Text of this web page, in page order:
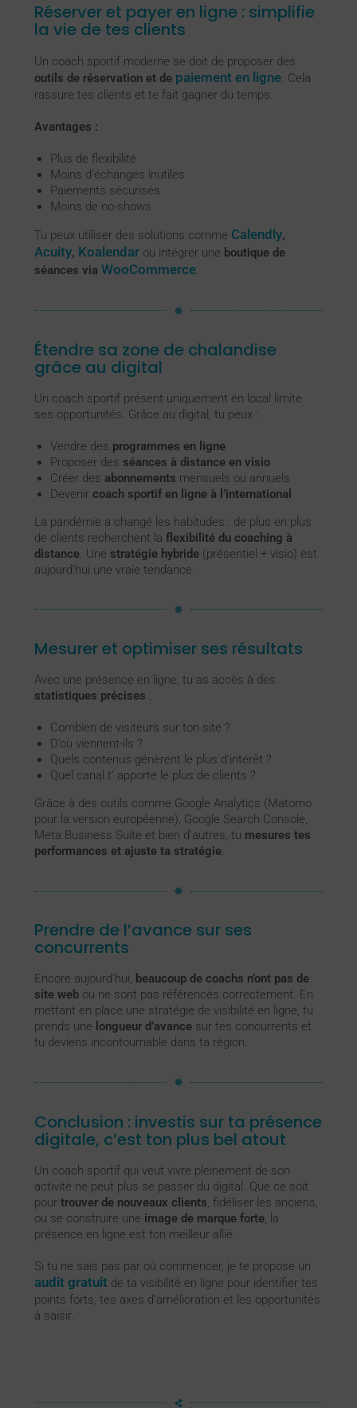
Réserver et payer en ligne : simplifie
la vie de tes clients
Un coach sportif moderne se doit de proposer des
outils de réservation et de paiement en ligne. Cela
rassure tes clients et te fait gagner du temps.
Avantages :
Plus de flexibilité
Moins d’échanges inutiles
Paiements sécurisés
Moins de no-shows
Tu peux utiliser des solutions comme Calendly,
Acuity, Koalendarou intégrer une boutique de
séances via WooCommerce.
Étendre sa zone de chalandise
grâce au digital
Un coach sportif présent uniquement en local limite
ses opportunités. Grâce au digital, tu peux :
Vendre des programmes en ligne
Proposer des séances à distance en visio
Créer des abonnements mensuels ou annuels
Devenir coach sportif en ligne à l’international
La pandémie a changé les habitudes : de plus en plus
de clients recherchent la flexibilité du coaching à
distance. Une stratégie hybride(présentiel + visio) est
aujourd’hui une vraie tendance.
Mesurer et optimiser ses résultats
Avec une présence en ligne, tu as accès à des
statistiques précises :
Combien de visiteurs sur ton site ?
D’où viennent-ils ?
Quels contenus génèrent le plus d’intérêt ?
Quel canal t’ apporte le plus de clients ?
Grâce à des outils comme Google Analytics (Matomo
pour la version européenne), Google Search Console,
Meta Business Suite et bien d’autres, tu mesures tes
performances et ajuste ta stratégie.
Prendre de l’avance sur ses
concurrents
Encore aujourd’hui, beaucoup de coachs n’ont pas de
site webou ne sont pas référencés correctement. En
mettant en place une stratégie de visibilité en ligne, tu
prends une longueur d’avancesur tes concurrents et
tu deviens incontournable dans ta région.
Conclusion : investis sur ta présence
digitale, c’est ton plus bel atout
Un coach sportif qui veut vivre pleinement de son
activité ne peut plus se passer du digital. Que ce soit
pour trouver de nouveaux clients, fidéliser les anciens,
ou se construire une image de marque forte, la
présence en ligne est ton meilleur allié.
Si tu ne sais pas par où commencer, je te propose un
audit gratuit de ta visibilité en ligne pour identifier tes
points forts, tes axes d’amélioration et les opportunités
à saisir.